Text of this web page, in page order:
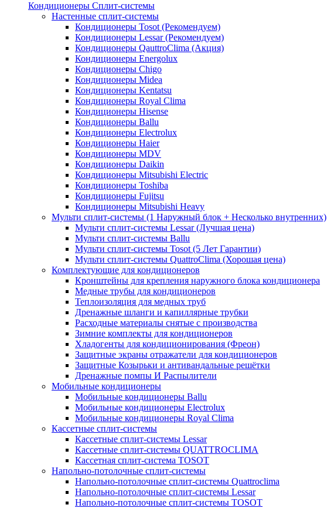
Кондиционеры Сплит-системы
Настенные сплит-системы
Кондиционеры Tosot (Рекомендуем)
Кондиционеры Lessar (Рекомендуем)
Кондиционеры QauttroClima (Акция)
Кондиционеры Energolux
Кондиционеры Chigo
Кондиционеры Midea
Кондиционеры Kentatsu
Кондиционеры Royal Clima
Кондиционеры Hisense
Кондиционеры Ballu
Кондиционеры Electrolux
Кондиционеры Haier
Кондиционеры MDV
Кондиционеры Daikin
Кондиционеры Mitsubishi Electric
Кондиционеры Toshiba
Кондиционеры Fujitsu
Кондиционеры Mitsubishi Heavy
Мульти сплит-системы (1 Наружный блок + Несколько внутренних)
Мульти сплит-системы Lessar (Лучшая цена)
Мульти сплит-системы Ballu
Мульти сплит-системы Tosot (5 Лет Гарантии)
Мульти сплит-системы QuattroClima (Хорошая цена)
Комплектующие для кондиционеров
Кронштейны для крепления наружного блока кондиционера
Медные трубы для кондиционеров
Теплоизоляция для медных труб
Дренажные шланги и капиллярные трубки
Расходные материалы снятые с производства
Зимние комплекты для кондиционеров
Хладогенты для кондиционирования (Фреон)
Защитные экраны отражатели для кондиционеров
Защитные Козырьки и антивандальные решётки
Дренажные помпы И Распылители
Мобильные кондиционеры
Мобильные кондиционеры Ballu
Мобильные кондиционеры Electrolux
Мобильные кондиционеры Royal Clima
Кассетные сплит-системы
Кассетные сплит-системы Lessar
Кассетные сплит-системы QUATTROCLIMA
Кассетная сплит-система TOSOT
Напольно-потолочные сплит-системы
Напольно-потолочные сплит-системы Quattroclima
Напольно-потолочные сплит-системы Lessar
Напольно-потолочные сплит-системы TOSOT